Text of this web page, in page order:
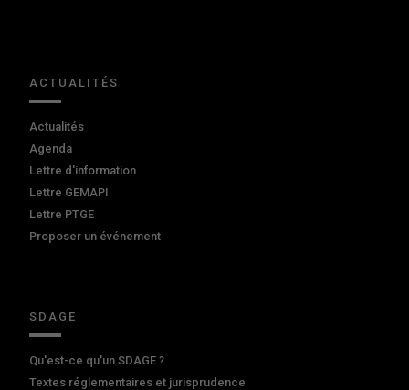
ACTUALITÉS
Actualités
Agenda
Lettre d'information
Lettre GEMAPI
Lettre PTGE
Proposer un événement
SDAGE
Qu'est-ce qu'un SDAGE ?
Textes réglementaires et jurisprudence